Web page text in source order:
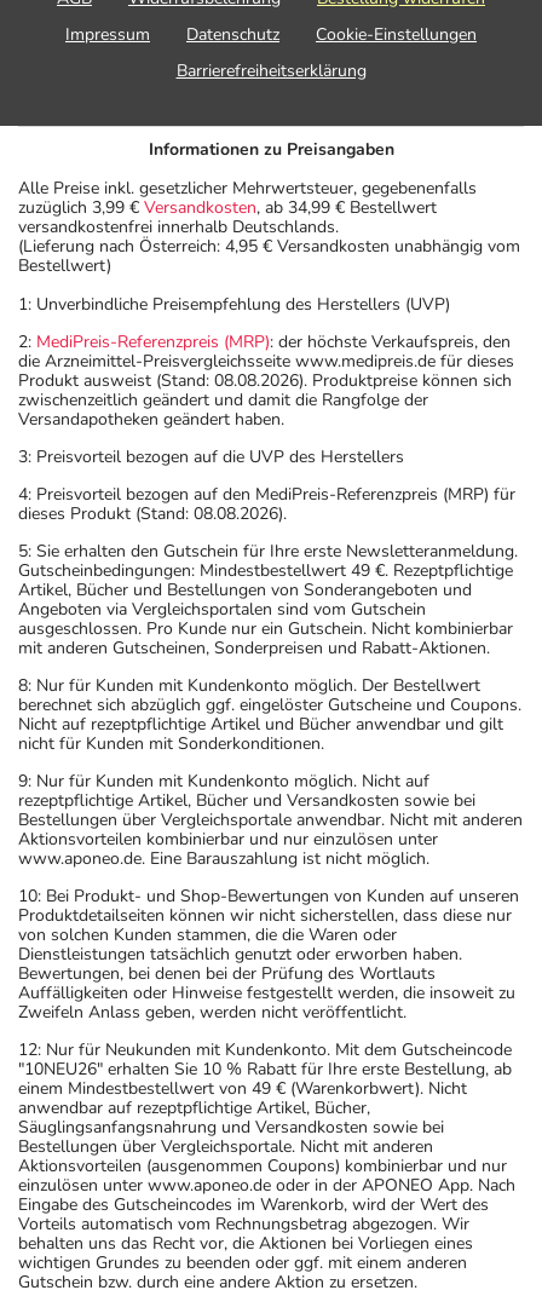
Impressum
Datenschutz
Cookie-Einstellungen
Barrierefreiheitserklärung
Informationen zu Preisangaben
Alle Preise inkl. gesetzlicher Mehrwertsteuer, gegebenenfalls
zuzüglich 3,99 € Versandkosten, ab 34,99 € Bestellwert
versandkostenfrei innerhalb Deutschlands.
(Lieferung nach Österreich: 4,95 € Versandkosten unabhängig vom
Bestellwert)
1: Unverbindliche Preisempfehlung des Herstellers (UVP)
2: MediPreis-Referenzpreis (MRP): der höchste Verkaufspreis, den
die Arzneimittel-Preisvergleichsseite www.medipreis.de für dieses
Produkt ausweist (Stand: 08.08.2026). Produktpreise können sich
zwischenzeitlich geändert und damit die Rangfolge der
Versandapotheken geändert haben.
3: Preisvorteil bezogen auf die UVP des Herstellers
4: Preisvorteil bezogen auf den MediPreis-Referenzpreis (MRP) für
dieses Produkt (Stand: 08.08.2026).
5: Sie erhalten den Gutschein für Ihre erste Newsletteranmeldung.
Gutscheinbedingungen: Mindestbestellwert 49 €. Rezeptpflichtige
Artikel, Bücher und Bestellungen von Sonderangeboten und
Angeboten via Vergleichsportalen sind vom Gutschein
ausgeschlossen. Pro Kunde nur ein Gutschein. Nicht kombinierbar
mit anderen Gutscheinen, Sonderpreisen und Rabatt-Aktionen.
8: Nur für Kunden mit Kundenkonto möglich. Der Bestellwert
berechnet sich abzüglich ggf. eingelöster Gutscheine und Coupons.
Nicht auf rezeptpflichtige Artikel und Bücher anwendbar und gilt
nicht für Kunden mit Sonderkonditionen.
9: Nur für Kunden mit Kundenkonto möglich. Nicht auf
rezeptpflichtige Artikel, Bücher und Versandkosten sowie bei
Bestellungen über Vergleichsportale anwendbar. Nicht mit anderen
Aktionsvorteilen kombinierbar und nur einzulösen unter
www.aponeo.de. Eine Barauszahlung ist nicht möglich.
10: Bei Produkt- und Shop-Bewertungen von Kunden auf unseren
Produktdetailseiten können wir nicht sicherstellen, dass diese nur
von solchen Kunden stammen, die die Waren oder
Dienstleistungen tatsächlich genutzt oder erworben haben.
Bewertungen, bei denen bei der Prüfung des Wortlauts
Auffälligkeiten oder Hinweise festgestellt werden, die insoweit zu
Zweifeln Anlass geben, werden nicht veröffentlicht.
12: Nur für Neukunden mit Kundenkonto. Mit dem Gutscheincode
"10NEU26" erhalten Sie 10 % Rabatt für Ihre erste Bestellung, ab
einem Mindestbestellwert von 49 € (Warenkorbwert). Nicht
anwendbar auf rezeptpflichtige Artikel, Bücher,
Säuglingsanfangsnahrung und Versandkosten sowie bei
Bestellungen über Vergleichsportale. Nicht mit anderen
Aktionsvorteilen (ausgenommen Coupons) kombinierbar und nur
einzulösen unter www.aponeo.de oder in der APONEO App. Nach
Eingabe des Gutscheincodes im Warenkorb, wird der Wert des
Vorteils automatisch vom Rechnungsbetrag abgezogen. Wir
behalten uns das Recht vor, die Aktionen bei Vorliegen eines
wichtigen Grundes zu beenden oder ggf. mit einem anderen
Gutschein bzw. durch eine andere Aktion zu ersetzen.